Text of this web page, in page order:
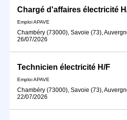
Chargé d'affaires électricité
Emploi APAVE
Chambéry (73000), Savoie (73),
26/07/2026
Technicien électricité H/F
Emploi APAVE
Chambéry (73000), Savoie (73),
22/07/2026